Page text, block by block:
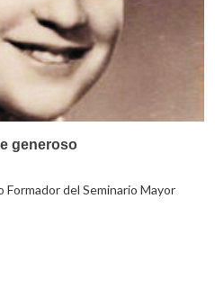
generoso
del Seminario Mayor